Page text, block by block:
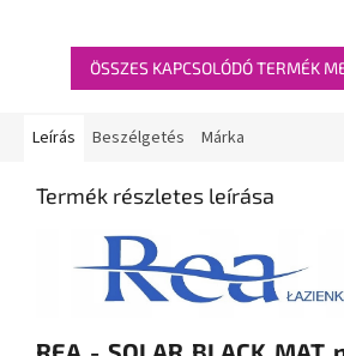
ÖSSZES KAPCSOLÓDÓ TERMÉK
Leírás Beszélgetés Márka
Termék részletes leírása